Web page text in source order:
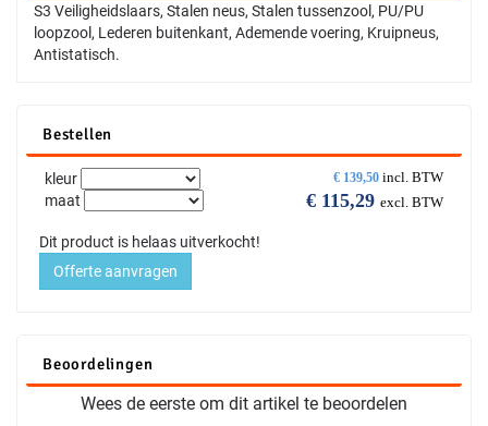
S3 Veiligheidslaars, Stalen neus, Stalen tussenzool, PU/PU
loopzool, Lederen buitenkant, Ademende voering, Kruipneus,
Antistatisch.
Bestellen
€ 139,50 incl. BTW
€ 115,29 excl. BTW
kleur
maat
Dit product is helaas uitverkocht!
Offerte aanvragen
Beoordelingen
Wees de eerste om dit artikel te beoordelen